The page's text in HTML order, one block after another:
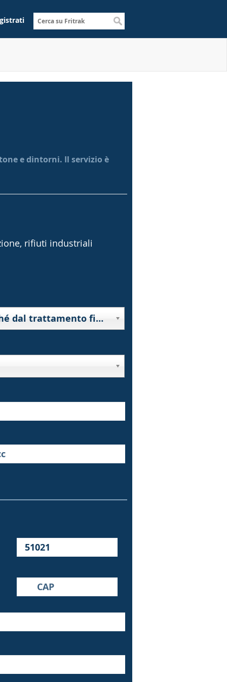
e dintorni. Il servizio è
rifiuti industriali
10000 - Rifiuti derivanti da prospezione, estrazione da miniera o cava, nonché dal trattamento fisico o chimico di minerali